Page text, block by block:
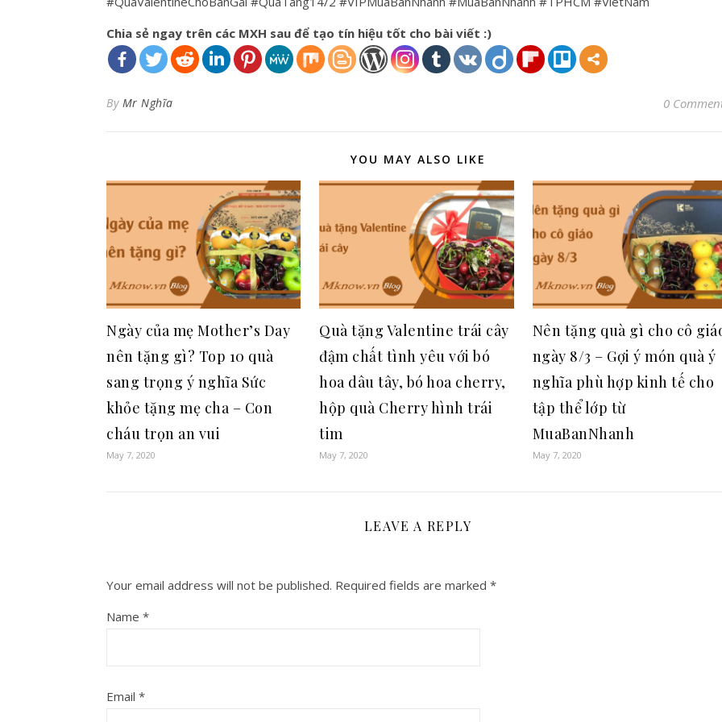
Chia sẻ ngay trên các MXH sau để tạo tín hiệu tốt cho bài viết :)
By Mr Nghĩa 0
YOU MAY ALSO LIKE
Ngày của mẹ Mother’s Day
nên tặng gì? Top 10 quà
sang trọng ý nghĩa Sức
khỏe tặng mẹ cha – Con
cháu trọn an vui
May 7, 2020
Quà tặng Valentine trái cây
đậm chất tình yêu với bó
hoa dâu tây, bó hoa cherry,
hộp quà Cherry hình trái
tim
May 7, 2020
Nên tặng quà gì cho cô
ngày 8/3 – Gợi ý món quà ý
nghĩa phù hợp kinh tế cho
tập thể lớp từ
MuaBanNhanh
May 7, 2020
LEAVE A REPLY
Your email address will not be published. Required fields are marked *
Name *
Email *